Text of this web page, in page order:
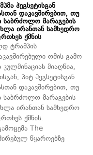
ჰეგსეტისგან
დაკავშირებით, თუ
საბრძოლო მარაგების
ირანთან სამხედრო
ქმნის
ტრამპის
ომის გამო
მიაღწია,
პიტ ჰეგსეტისგან
დაკავშირებით, თუ
საბრძოლო მარაგების
ირანთან სამხედრო
ქმნის.
The
წყაროებზე